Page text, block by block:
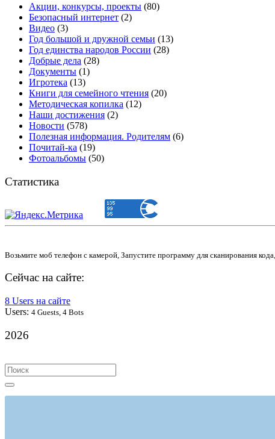
Акции, конкурсы, проекты (80)
Безопасный интернет (2)
Видео (3)
Год большой и дружной семьи (13)
Год единства народов России (28)
Добрые дела (28)
Документы (1)
Игротека (13)
Книги для семейного чтения (20)
Методическая копилка (12)
Наши достижения (2)
Новости (578)
Полезная информация. Родителям (6)
Почитай-ка (19)
Фотоальбомы (50)
Статистика
Возьмите моб телефон с камерой, Запустите программу для сканирования
Сейчас на сайте:
8 Users на сайте
Users: 4 Guests, 4 Bots
2026
Search
for: